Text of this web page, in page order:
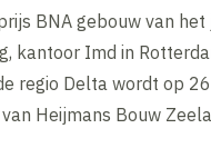
BNA gebouw van
kantoor Imd in
regio Delta wordt op
Heijmans Bouw